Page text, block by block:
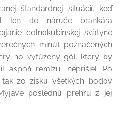
štandardnej situácií, keď
len do náruče brankára
dolnokubínskej svätyne
minút poznačených
no vytúžený gól, ktorý by
aspoň remízu, neprišiel. Po
zo zisku všetkých bodov
poslednú prehru z jej